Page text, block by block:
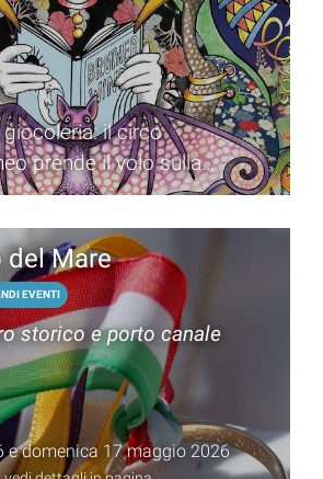
il circo
prende il volo sulla
del Mare
EVENTI
storico e porto canale
e domenica 17 maggio 2026